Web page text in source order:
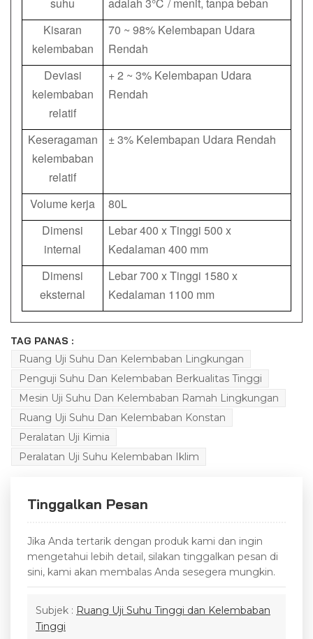
Kisaran
kelembaban
70 ~ 98% Kelembapan Udara
Rendah
Deviasi
kelembaban
relatif
+ 2 ~ 3% Kelembapan Udara
Rendah
Keseragaman
kelembaban
relatif
± 3% Kelembapan Udara Rendah
Volume kerja
80L
Dimensi
internal
Lebar 400 x Tinggi 500 x
Kedalaman 400 mm
Dimensi
eksternal
Lebar 700 x Tinggi 1580 x
Kedalaman 1100 mm
TAG PANAS :
Ruang Uji Suhu Dan Kelembaban Lingkungan
Penguji Suhu Dan Kelembaban Berkualitas Tinggi
Mesin Uji Suhu Dan Kelembaban Ramah Lingkungan
Ruang Uji Suhu Dan Kelembaban Konstan
Peralatan Uji Kimia
Peralatan Uji Suhu Kelembaban Iklim
Tinggalkan Pesan
Jika Anda tertarik dengan produk kami dan ingin
mengetahui lebih detail, silakan tinggalkan pesan di
sini, kami akan membalas Anda sesegera mungkin.
Subjek : Ruang Uji Suhu Tinggi dan Kelembaban
Tinggi